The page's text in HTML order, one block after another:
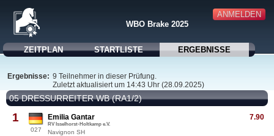
ANMELDEN
WBO Brake 2025
ZEITPLAN STARTLISTE ERGEBNISSE
Ergebnisse: 9 Teilnehmer in dieser Prüfung.
Zuletzt aktualisiert um 14:43 Uhr (28.09.2025)
05 DRESSURREITER WB (RA1/2)
1
027
7.90
Emilia Gantar
RV Isselhorst-Holtkamp e.V.
Navignon SH